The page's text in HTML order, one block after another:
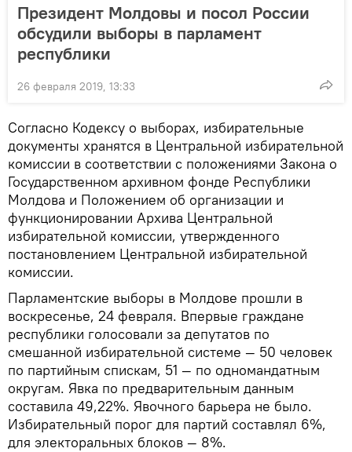
Президент Молдовы и посол России
обсудили выборы в парламент
республики
26 февраля 2019, 13:33
Согласно Кодексу о выборах, избирательные
документы хранятся в Центральной избирательной
комиссии в соответствии с положениями Закона о
Государственном архивном фонде Республики
Молдова и Положением об организации и
функционировании Архива Центральной
избирательной комиссии, утвержденного
постановлением Центральной избирательной
комиссии.
Парламентские выборы в Молдове прошли в
воскресенье, 24 февраля. Впервые граждане
республики голосовали за депутатов по
смешанной избирательной системе — 50 человек
по партийным спискам, 51 — по одномандатным
округам. Явка по предварительным данным
составила 49,22%. Явочного барьера не было.
Избирательный порог для партий составлял 6%,
для электоральных блоков — 8%.